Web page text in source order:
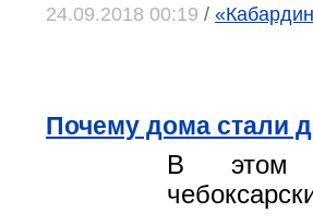
24.09.2018 00:19 /
Почему дома стали
В этом